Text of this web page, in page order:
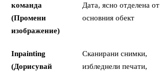
команда
(Промени
изображение)
Дата, ясно отделена от
основния обект
Inpainting
(Дорисувай
Сканирани снимки,
избледнели печати,